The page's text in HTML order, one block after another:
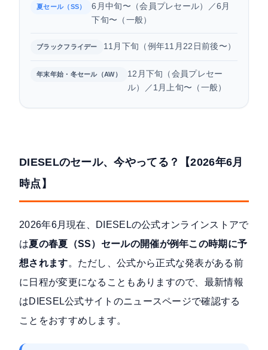
夏セール（SS）
6月中旬〜（会員プレセール）／6月
下旬〜（一般）
ブラックフライデー 11月下旬（例年11月22日前後〜）
年末年始・冬セール（AW）
12月下旬（会員プレセー
ル）／1月上旬〜（一般）
DIESELのセール、今やってる？【2026年6月
時点】
2026年6月現在、DIESELの公式オンラインストアで
は夏の春夏（SS）セールの開催が例年この時期に予
想されます。ただし、公式から正式な発表がある前
に日程が変更になることもありますので、最新情報
はDIESEL公式サイトのニュースページで確認する
ことをおすすめします。